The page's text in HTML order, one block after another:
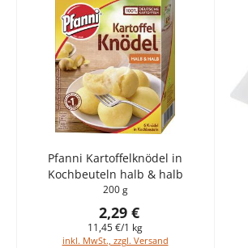
Pfanni Kartoffelknödel in
Kochbeuteln halb & halb
200 g
2,29 €
11,45 €/1 kg
inkl. MwSt., zzgl. Versand